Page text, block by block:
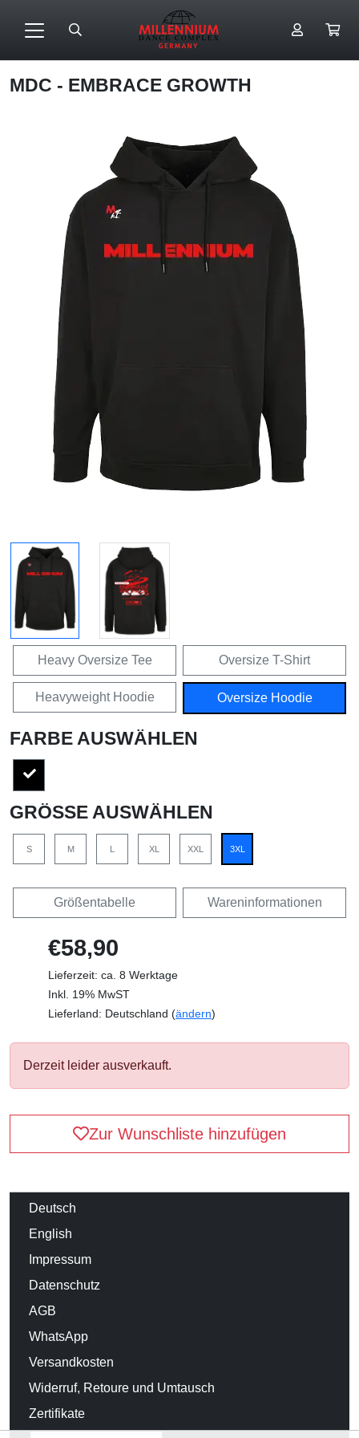
MDC - EMBRACE GROWTH
Heavy Oversize Tee Oversize T-Shirt
Heavyweight Hoodie Oversize Hoodie
FARBE AUSWÄHLEN
GRÖSSE AUSWÄHLEN
S M L XL XXL 3XL
Größentabelle Wareninformationen
€58,90
Lieferzeit: ca. 8 Werktage
Inkl. 19% MwST
Lieferland: Deutschland (ändern)
Derzeit leider ausverkauft.
Zur Wunschliste hinzufügen
Deutsch
English
Impressum
Datenschutz
AGB
WhatsApp
Versandkosten
Widerruf, Retoure und Umtausch
Zertifikate